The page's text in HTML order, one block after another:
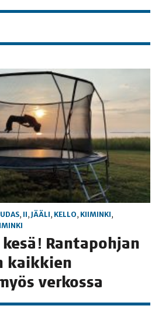
, II, JÄÄLI, KELLO, KIIMINKI,
Ran­ta­poh­jan
kaik­kien
verkossa